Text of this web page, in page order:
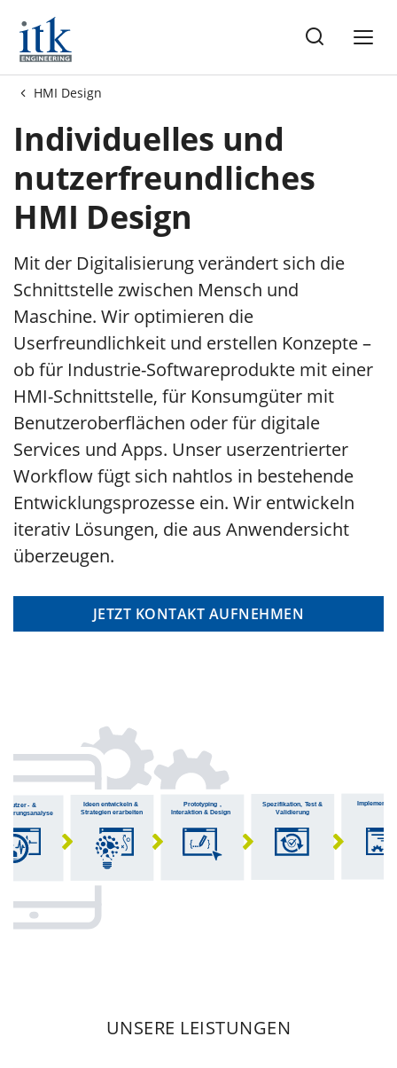
HMI Design
Individuelles und
nutzerfreundliches
HMI Design
Mit der Digitalisierung verändert sich die
Schnittstelle zwischen Mensch und
Maschine. Wir optimieren die
Userfreundlichkeit und erstellen Konzepte –
ob für Industrie-Softwareprodukte mit einer
HMI-Schnittstelle, für Konsumgüter mit
Benutzeroberflächen oder für digitale
Services und Apps. Unser userzentrierter
Workflow fügt sich nahtlos in bestehende
Entwicklungsprozesse ein. Wir entwickeln
iterativ Lösungen, die aus Anwendersicht
überzeugen.
JETZT KONTAKT AUFNEHMEN
UNSERE LEISTUNGEN